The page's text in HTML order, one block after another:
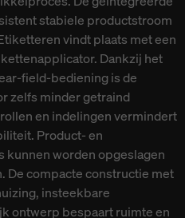
stabiele productstroom
vindt plaats met een
Dankzij het
field-bediening is de
zelfs minder getraind
en indelingen vermindert
Product- en
worden opgeslagen
De compacte constructie met
insteekbare
ontwerp bespaart ruimte en